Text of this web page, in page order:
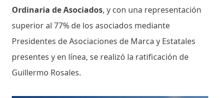
Ordinaria de Asociados, y con una representación
superior al 77% de los asociados mediante
Presidentes de Asociaciones de Marca y Estatales
presentes y en línea, se realizó la ratificación de
Guillermo Rosales.